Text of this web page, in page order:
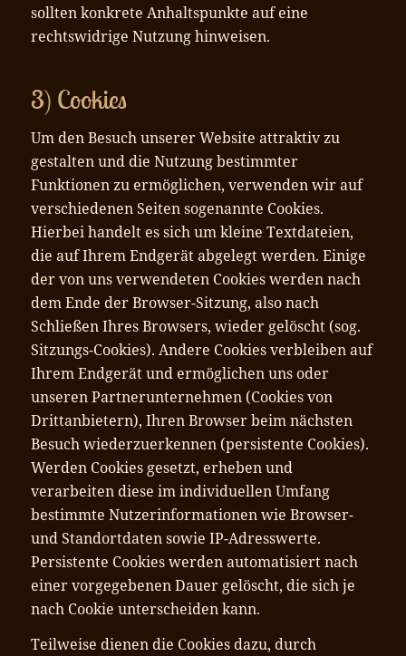
sollten konkrete Anhaltspunkte auf eine
rechtswidrige Nutzung hinweisen.
3) Cookies
Um den Besuch unserer Website attraktiv zu
gestalten und die Nutzung bestimmter
Funktionen zu ermöglichen, verwenden wir auf
verschiedenen Seiten sogenannte Cookies.
Hierbei handelt es sich um kleine Textdateien,
die auf Ihrem Endgerät abgelegt werden. Einige
der von uns verwendeten Cookies werden nach
dem Ende der Browser-Sitzung, also nach
Schließen Ihres Browsers, wieder gelöscht (sog.
Sitzungs-Cookies). Andere Cookies verbleiben auf
Ihrem Endgerät und ermöglichen uns oder
unseren Partnerunternehmen (Cookies von
Drittanbietern), Ihren Browser beim nächsten
Besuch wiederzuerkennen (persistente Cookies).
Werden Cookies gesetzt, erheben und
verarbeiten diese im individuellen Umfang
bestimmte Nutzerinformationen wie Browser-
und Standortdaten sowie IP-Adresswerte.
Persistente Cookies werden automatisiert nach
einer vorgegebenen Dauer gelöscht, die sich je
nach Cookie unterscheiden kann.
Teilweise dienen die Cookies dazu, durch